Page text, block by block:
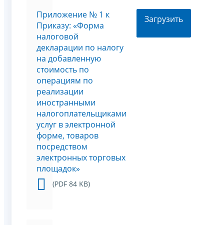
Приложение № 1 к
Приказу: «Форма
налоговой
декларации по налогу
на добавленную
стоимость по
операциям по
реализации
иностранными
налогоплательщиками
услуг в электронной
форме, товаров
посредством
электронных торговых
площадок»
(PDF 84 KB)
Загрузить